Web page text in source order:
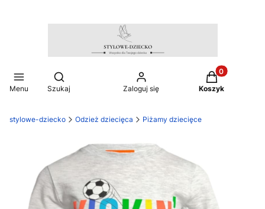
Menu
Otwórz wyszukiwarkę
Szukaj Zaloguj się
Produkty w
Koszyk
stylowe-dziecko Odzież dziecięca Piżamy dziecięce